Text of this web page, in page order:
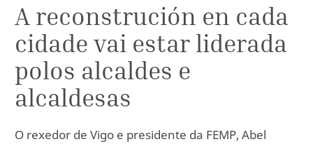
A reconstrución en cada
cidade vai estar liderada
polos alcaldes e
alcaldesas
O rexedor de Vigo e presidente da FEMP, Abel